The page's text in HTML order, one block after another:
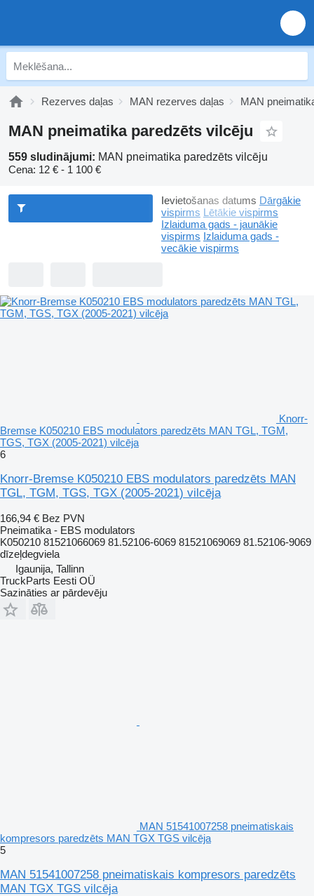
Rezerves daļas MAN rezerves daļas MAN
MAN pneimatika paredzēts vilcēju
559 sludinājumi: MAN pneimatika paredzēts vilcēju
Cena: 12 € - 1 100 €
Ievietošanas datums Dārgākie
vispirms Lētākie vispirms
Izlaiduma gads - jaunākie
vispirms Izlaiduma gads -
vecākie vispirms
Knorr-
Bremse K050210 EBS modulators paredzēts MAN TGL, TGM,
TGS, TGX (2005-2021) vilcēja
6
Knorr-Bremse K050210 EBS modulators paredzēts MAN
TGL, TGM, TGS, TGX (2005-2021) vilcēja
166,94 € Bez PVN
Pneimatika - EBS modulators
K050210 81521066069 81.52106-6069 81521069069 81.52106-9069
dīzeļdegviela
Igaunija, Tallinn
TruckParts Eesti OÜ
Sazināties ar pārdevēju
MAN 51541007258 pneimatiskais
kompresors paredzēts MAN TGX TGS vilcēja
5
MAN 51541007258 pneimatiskais kompresors paredzēts
MAN TGX TGS vilcēja